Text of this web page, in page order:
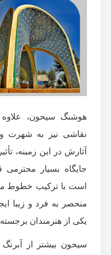
هوشنگ سیحون،
نقاشی نیز به شهرت و
آثارش در این زمینه،
جایگاه بسیار محترمی
است با ترکیب خطوط
منحصر به فرد و زیبا
یکی از هنرمندان
سیحون بیشتر از